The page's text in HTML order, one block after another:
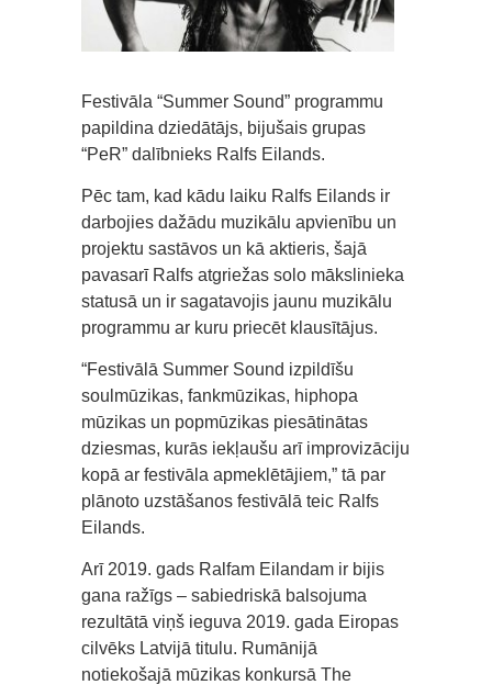
Festivāla “Summer Sound” programmu
papildina dziedātājs, bijušais grupas
“PeR” dalībnieks Ralfs Eilands.
Pēc tam, kad kādu laiku Ralfs Eilands ir
darbojies dažādu muzikālu apvienību un
projektu sastāvos un kā aktieris, šajā
pavasarī Ralfs atgriežas solo mākslinieka
statusā un ir sagatavojis jaunu muzikālu
programmu ar kuru priecēt klausītājus.
“Festivālā Summer Sound izpildīšu
soulmūzikas, fankmūzikas, hiphopa
mūzikas un popmūzikas piesātinātas
dziesmas, kurās iekļaušu arī improvizāciju
kopā ar festivāla apmeklētājiem,” tā par
plānoto uzstāšanos festivālā teic Ralfs
Eilands.
Arī 2019. gads Ralfam Eilandam ir bijis
gana ražīgs – sabiedriskā balsojuma
rezultātā viņš ieguva 2019. gada Eiropas
cilvēks Latvijā titulu. Rumānijā
notiekošajā mūzikas konkursā The